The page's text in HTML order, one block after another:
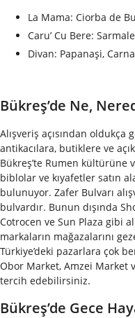
La Mama: Ciorba de
Caru’ Cu Bere:
Divan: Papanaşi,
Bükreş’de Ne,
Alışveriş açısından
antikacılara, butiklere ve
Bükreş’te Rumen kültürüne
biblolar ve kıyafetler satın
bulunuyor. Zafer Bulvarı
bulvardır. Bunun dışında
Cotrocen ve Sun Plaza gibi
markaların mağazalarını
Türkiye’deki pazarlara çok
Obor Market, Amzei Market
tercih edebilirsiniz.
Bükreş’de Gece